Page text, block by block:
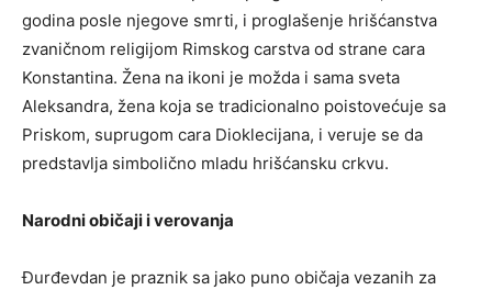
godina posle njegove smrti, i proglašenje hrišćanstva
zvaničnom religijom Rimskog carstva od strane cara
Konstantina. Žena na ikoni je možda i sama sveta
Aleksandra, žena koja se tradicionalno poistovećuje sa
Priskom, suprugom cara Dioklecijana, i veruje se da
predstavlja simbolično mladu hrišćansku crkvu.
Narodni običaji i verovanja
Đurđevdan je praznik sa jako puno običaja vezanih za